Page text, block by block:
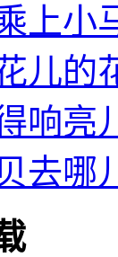
上小
儿的
响亮
去哪